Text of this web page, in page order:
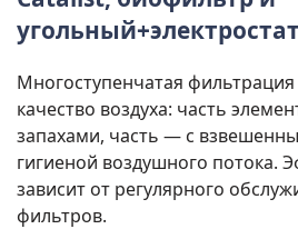
Многоступенчатая
качество воздуха: часть
запахами, часть — с
гигиеной воздушного потока.
зависит от регулярного
фильтров.